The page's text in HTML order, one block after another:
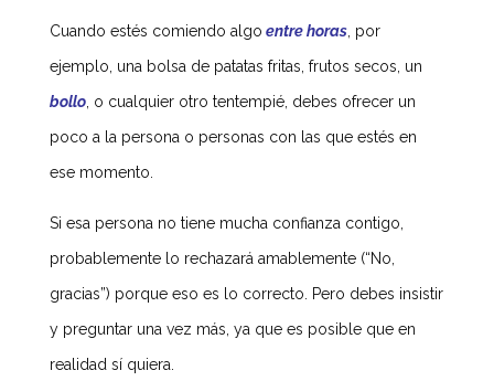
Cuando estés comiendo algo entre horas, por
ejemplo, una bolsa de patatas fritas, frutos secos, un
bollo, o cualquier otro tentempié, debes ofrecer un
poco a la persona o personas con las que estés en
ese momento.
Si esa persona no tiene mucha confianza contigo,
probablemente lo rechazará amablemente (“No,
gracias”) porque eso es lo correcto. Pero debes insistir
y preguntar una vez más, ya que es posible que en
realidad sí quiera.